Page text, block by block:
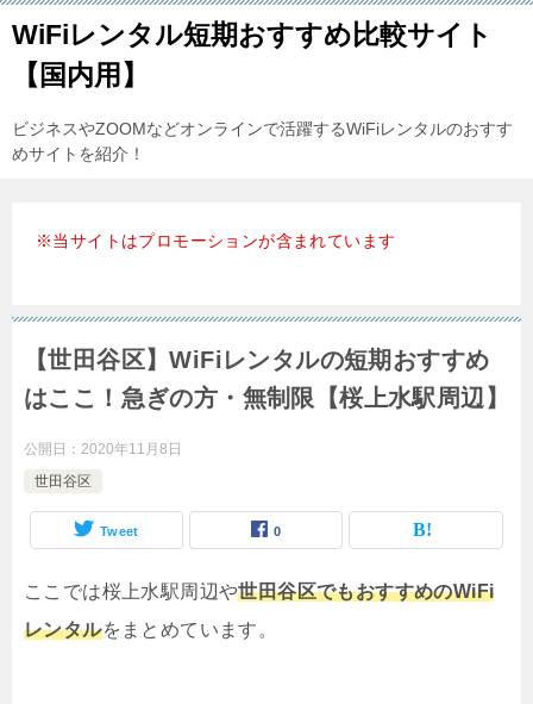
WiFiレンタル短期おすすめ比較サイト
【国内用】
ビジネスやZOOMなどオンラインで活躍するWiFiレンタルのおすす
めサイトを紹介！
※当サイトはプロモーションが含まれています
【世田谷区】WiFiレンタルの短期おすすめ
はここ！急ぎの方・無制限【桜上水駅周辺】
公開日： 2020年11月8日
世田谷区
Tweet 0
ここでは桜上水駅周辺や世田谷区でもおすすめのWiFi
レンタルをまとめています。